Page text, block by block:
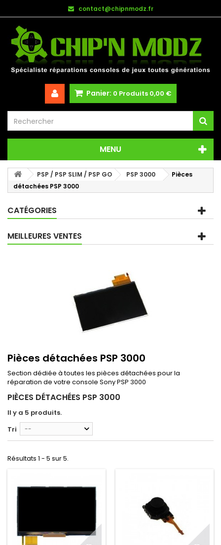
contact@chipnmodz.fr
Panier: 0 Produits 0,00 €
MENU
PSP / PSP SLIM / PSP GO PSP 3000
Pièces
détachées PSP 3000
CATÉGORIES
MEILLEURES VENTES
Pièces détachées PSP 3000
Section dédiée à toutes les pièces détachées pour la
réparation de votre console Sony PSP 3000
PIÈCES DÉTACHÉES PSP 3000
Il y a 5 produits.
Tri
--
Résultats 1 - 5 sur 5.